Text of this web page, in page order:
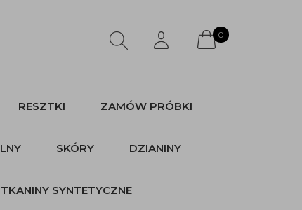
0
RESZTKI ZAMÓW PRÓBKI
LNY SKÓRY DZIANINY
TKANINY SYNTETYCZNE